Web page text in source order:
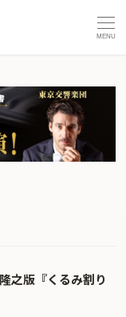
MENU
之版『くるみ割り